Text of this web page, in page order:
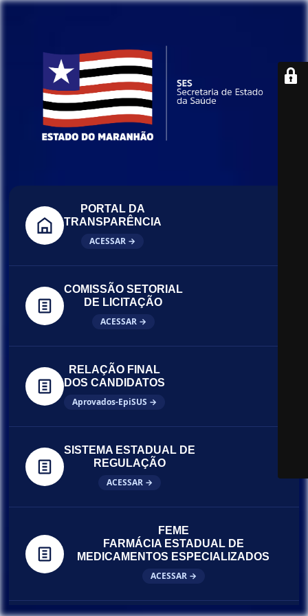
PORTAL DA
TRANSPARÊNCIA
ACESSAR →
COMISSÃO SETORIAL
DE LICITAÇÃO
ACESSAR →
RELAÇÃO FINAL
DOS CANDIDATOS
Aprovados-EpiSUS →
SISTEMA ESTADUAL DE
REGULAÇÃO
ACESSAR →
FEME
FARMÁCIA ESTADUAL DE
MEDICAMENTOS ESPECIALIZADOS
ACESSAR →